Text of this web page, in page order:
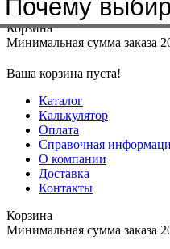
Меню+7(4912)50-37-50
Корзина
Минимальная сумма заказа
Ваша корзина пуста!
Каталог
Калькулятор
Оплата
Справочная
О компании
Доставка
Контакты
Корзина
Минимальная сумма заказа
с
Почему